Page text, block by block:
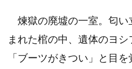
煉獄の廃墟の一室。匂い
まれた棺の中、遺体のヨ
「ブーツがきつい」と目